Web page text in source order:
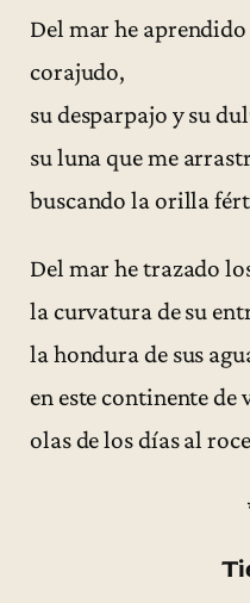
Del mar he
corajudo,
su desparpajo y su
su luna que me
buscando la orilla
Del mar he trazado
la curvatura de su
la hondura de sus
en este continente de
olas de los días al